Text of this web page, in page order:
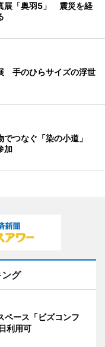
展「奥羽5」 震災を経
手のひらサイズの浮世
でつなぐ「染の小道」
加
グ
ペース「ビズコンフ
利用可